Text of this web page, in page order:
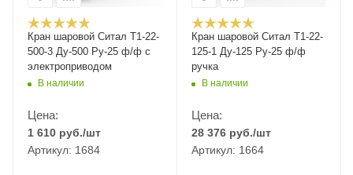
Кран шаровой Cитал T1-22-
500-3 Ду-500 Ру-25 ф/ф с
электроприводом
В наличии
Цена:
1 610 руб./шт
Артикул: 1684
Кран шаровой Cитал T1-22-
125-1 Ду-125 Ру-25 ф/ф
ручка
В наличии
Цена:
28 376 руб./шт
Артикул: 1664